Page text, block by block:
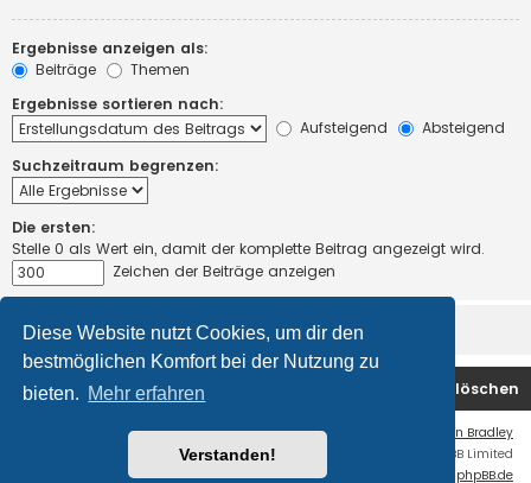
Diese Website nutzt Cookies, um dir den
bestmöglichen Komfort bei der Nutzung zu
bieten. Mehr erfahren
Verstanden!
Ergebnisse anzeigen als:
Beiträge
Themen
Ergebnisse sortieren nach:
Aufsteigend
Absteigend
Suchzeitraum begrenzen:
Die ersten:
Stelle 0 als Wert ein, damit der komplette Beitrag angezeigt wird.
Zeichen der Beiträge anzeigen
Foren-Übersicht Alle Cookies löschen
Ian Bradley
Powered byphpBB
® Forum Software © phpBB Limited
Deutsche Übersetzung durch phpBB.de